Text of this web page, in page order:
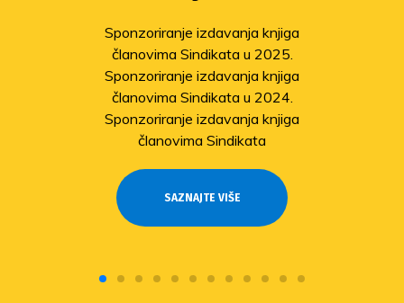
Sponzoriranje izdavanja knjiga
članovima Sindikata u 2025.
Sponzoriranje izdavanja knjiga
članovima Sindikata u 2024.
Sponzoriranje izdavanja knjiga
članovima Sindikata
SAZNAJTE VIŠE